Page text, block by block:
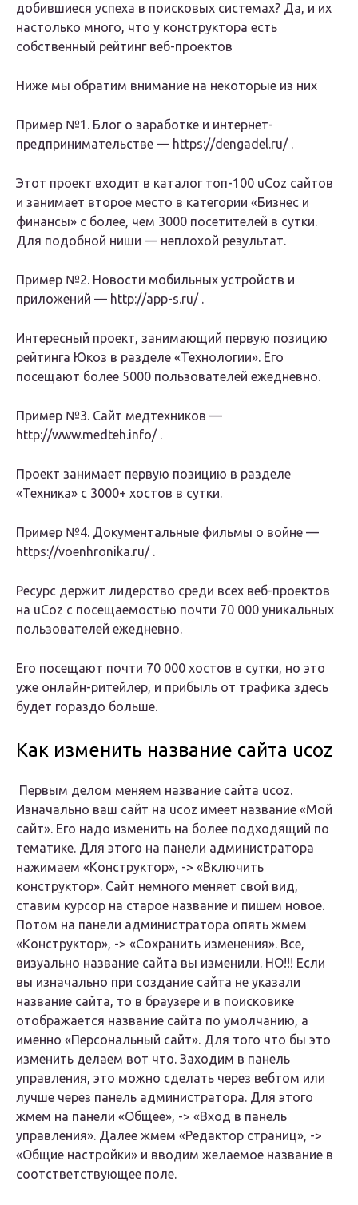
добившиеся успеха в поисковых системах? Да, и их
настолько много, что у конструктора есть
собственный рейтинг веб-проектов
Ниже мы обратим внимание на некоторые из них
Пример №1. Блог о заработке и интернет-
предпринимательстве — https://dengadel.ru/ .
Этот проект входит в каталог топ-100 uCoz сайтов
и занимает второе место в категории «Бизнес и
финансы» с более, чем 3000 посетителей в сутки.
Для подобной ниши — неплохой результат.
Пример №2. Новости мобильных устройств и
приложений — http://app-s.ru/ .
Интересный проект, занимающий первую позицию
рейтинга Юкоз в разделе «Технологии». Его
посещают более 5000 пользователей ежедневно.
Пример №3. Сайт медтехников —
http://www.medteh.info/ .
Проект занимает первую позицию в разделе
«Техника» с 3000+ хостов в сутки.
Пример №4. Документальные фильмы о войне —
https://voenhronika.ru/ .
Ресурс держит лидерство среди всех веб-проектов
на uCoz с посещаемостью почти 70 000 уникальных
пользователей ежедневно.
Его посещают почти 70 000 хостов в сутки, но это
уже онлайн-ритейлер, и прибыль от трафика здесь
будет гораздо больше.
Как изменить название сайта ucoz
Первым делом меняем название сайта ucoz.
Изначально ваш сайт на ucoz имеет название «Мой
сайт». Его надо изменить на более подходящий по
тематике. Для этого на панели администратора
нажимаем «Конструктор», -> «Включить
конструктор». Сайт немного меняет свой вид,
ставим курсор на старое название и пишем новое.
Потом на панели администратора опять жмем
«Конструктор», -> «Сохранить изменения». Все,
визуально название сайта вы изменили. НО!!! Если
вы изначально при создание сайта не указали
название сайта, то в браузере и в поисковике
отображается название сайта по умолчанию, а
именно «Персональный сайт». Для того что бы это
изменить делаем вот что. Заходим в панель
управления, это можно сделать через вебтом или
лучше через панель администратора. Для этого
жмем на панели «Общее», -> «Вход в панель
управления». Далее жмем «Редактор страниц», ->
«Общие настройки» и вводим желаемое название в
соотстветствующее поле.